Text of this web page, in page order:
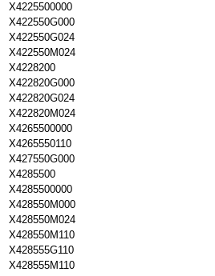
X4225500000
X422550G000
X422550G024
X422550M024
X4228200
X422820G000
X422820G024
X422820M024
X4265500000
X4265550110
X427550G000
X4285500
X4285500000
X428550M000
X428550M024
X428550M110
X428555G110
X428555M110